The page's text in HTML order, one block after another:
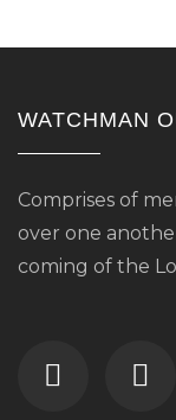
WATCHMAN
Comprises of
over one
coming of the